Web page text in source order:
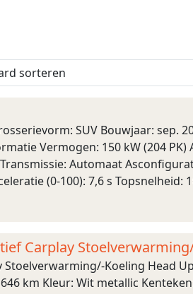
SUV Bouwjaar: sep.
Vermogen: 150 kW (204 PK)
Automaat
(0-100): 7,6 s Topsnelheid:
Carplay
Stoelverwarming/-Koeling Head
km Kleur: Wit metallic